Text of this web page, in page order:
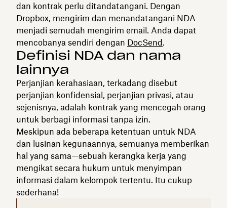
dan kontrak perlu ditandatangani. Dengan
Dropbox, mengirim dan menandatangani NDA
menjadi semudah mengirim email. Anda dapat
mencobanya sendiri dengan DocSend.
Definisi NDA dan nama
lainnya
Perjanjian kerahasiaan, terkadang disebut
perjanjian konfidensial, perjanjian privasi, atau
sejenisnya, adalah kontrak yang mencegah orang
untuk berbagi informasi tanpa izin.
Meskipun ada beberapa ketentuan untuk NDA
dan lusinan kegunaannya, semuanya memberikan
hal yang sama—sebuah kerangka kerja yang
mengikat secara hukum untuk menyimpan
informasi dalam kelompok tertentu. Itu cukup
sederhana!